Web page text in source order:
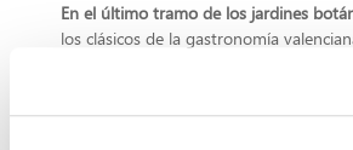
En el último tramo de los jardines
los clásicos de la gastronomía